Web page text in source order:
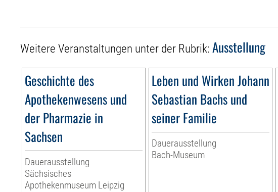
Weitere Veranstaltungen unter der Rubrik:Ausstellung
Geschichte des
Apothekenwesens und
der Pharmazie in
Sachsen
Dauerausstellung
Sächsisches
Apothekenmuseum Leipzig
Leben und Wirken Johann
Sebastian Bachs und
seiner Familie
Dauerausstellung
Bach-Museum